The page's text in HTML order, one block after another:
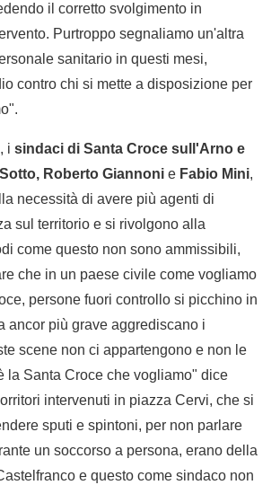
il corretto svolgimento in
Purtroppo segnaliamo un'altra
sanitario in questi mesi,
contro chi si mette a disposizione per
i sindaci di Santa Croce sull'Arno e
Roberto Giannoni e Fabio Mini,
necessità di avere più agenti di
sul territorio e si rivolgono alla
come questo non sono ammissibili,
che in un paese civile come vogliamo
persone fuori controllo si picchino in
ancor più grave aggrediscano i
scene non ci appartengono e non le
la Santa Croce che vogliamo" dice
intervenuti in piazza Cervi, che si
sputi e spintoni, per non parlare
un soccorso a persona, erano della
e questo come sindaco non